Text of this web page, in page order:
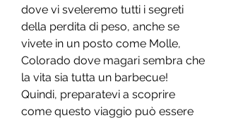
dove vi sveleremo tutti i segreti
della perdita di peso, anche se
vivete in un posto come Molle,
Colorado dove magari sembra che
la vita sia tutta un barbecue!
Quindi, preparatevi a scoprire
come questo viaggio può essere